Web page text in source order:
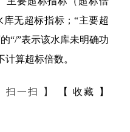
无超标指标；“主要超
“/”表示该水库未明确功
算超标倍数。
扫一扫 】 【 收藏 】